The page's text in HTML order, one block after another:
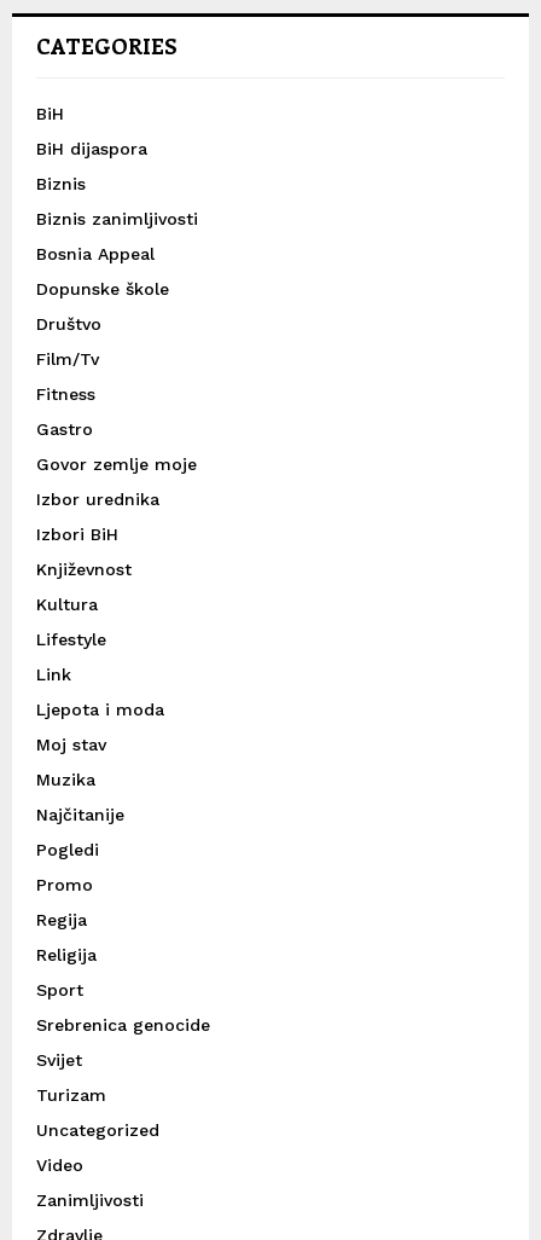
CATEGORIES
BiH
BiH dijaspora
Biznis
Biznis zanimljivosti
Bosnia Appeal
Dopunske škole
Društvo
Film/Tv
Fitness
Gastro
Govor zemlje moje
Izbor urednika
Izbori BiH
Književnost
Kultura
Lifestyle
Link
Ljepota i moda
Moj stav
Muzika
Najčitanije
Pogledi
Promo
Regija
Religija
Sport
Srebrenica genocide
Svijet
Turizam
Uncategorized
Video
Zanimljivosti
Zdravlje